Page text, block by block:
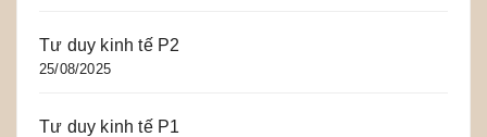
Tư duy kinh tế P2
25/08/2025
Tư duy kinh tế P1